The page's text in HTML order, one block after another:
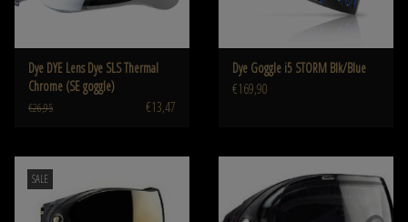
Dye DYE Lens Dye SLS Thermal
Chrome (SE goggle)
€26,95 €13,47
Dye Goggle i5 STORM Blk/Blue
€169,90
SALE